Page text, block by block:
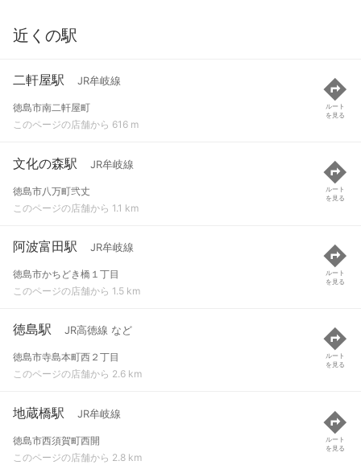
近くの駅
二軒屋駅 JR牟岐線
徳島市南二軒屋町
このページの店舗から 616 m
ルート
を見る
文化の森駅 JR牟岐線
徳島市八万町弐丈
このページの店舗から 1.1 km
ルート
を見る
阿波富田駅 JR牟岐線
徳島市かちどき橋１丁目
このページの店舗から 1.5 km
ルート
を見る
徳島駅 JR高徳線 など
徳島市寺島本町西２丁目
このページの店舗から 2.6 km
ルート
を見る
地蔵橋駅 JR牟岐線
徳島市西須賀町西開
このページの店舗から 2.8 km
ルート
を見る